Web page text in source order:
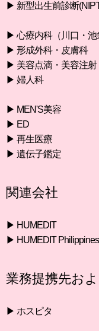
▶︎ 新型出生前診断
▶︎ 心療内科（川口・池
▶︎ 形成外科・皮膚科
▶︎ 美容点滴・美容注射
▶︎ 婦人科
▶︎ MEN'S美容
▶︎ ED
▶︎ 再生医療
▶︎ 遺伝子鑑定
関連会社
▶︎ HUMEDIT
▶︎ HUMEDIT Philippines
業務提携先お
▶︎ ホスピタ